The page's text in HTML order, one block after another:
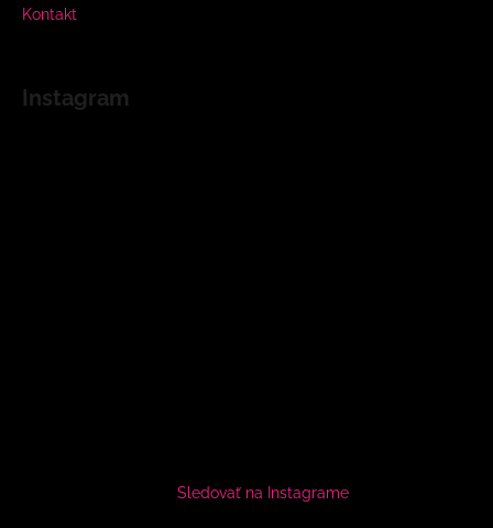
Kontakt
Instagram
Sledovať na Instagrame